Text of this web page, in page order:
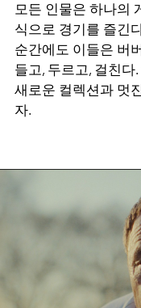
모든 인물은 하나의
식으로 경기를 즐긴
순간에도 이들은 버
들고, 두르고, 걸친
새로운 컬렉션과 멋
자.